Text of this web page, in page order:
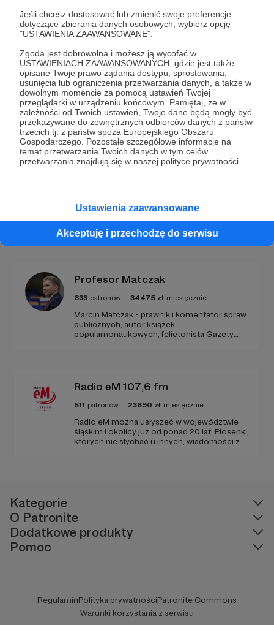
Jeśli chcesz dostosować lub zmienić swoje preferencje
dotyczące zbierania danych osobowych, wybierz opcję
"USTAWIENIA ZAAWANSOWANE".
Zgoda jest dobrowolna i możesz ją wycofać w
USTAWIENIACH ZAAWANSOWANYCH, gdzie jest także
opisane Twoje prawo żądania dostępu, sprostowania,
usunięcia lub ograniczenia przetwarzania danych, a także w
dowolnym momencie za pomocą ustawień Twojej
przeglądarki w urządzeniu końcowym. Pamiętaj, że w
zależności od Twoich ustawień, Twoje dane będą mogły być
przekazywane do zewnętrznych odbiorców danych z państw
trzecich tj. z państw spoza Europejskiego Obszaru
Gospodarczego. Pozostałe szczegółowe informacje na
temat przetwarzania Twoich danych w tym celów
przetwarzania znajdują się w naszej polityce prywatności.
Ustawienia zaawansowane
Akceptuję i przechodzę do serwisu
Dołącz do grona Patronów!
Wesprzyj działalność AutoraMarcin Ogdowski
już
teraz!
Zostań Patronem
Promowani autorzy
Profesor Matczak
833 patronów 34475 zł miesięcznie
Marcin Matczak - prawnik i komentator spraw
publicznych, autor książek
popularnonaukowych, felietonista Gazety
bańkami informacyjnymi.
Radio eM 107,6 fm
511 patronów 23690 zł miesięcznie
Radio eM można usłyszeć w województwie
śląskim i okolicy już od ponad 20 lat. Piosenki,
których nie słychać u innych, wiadomości z
Kategorie
O Patronite
Dodatkowe produkty
Pomoc
RegulaminPolityka prywatnościPatronite Commons
Warunki korzystania z serwisu